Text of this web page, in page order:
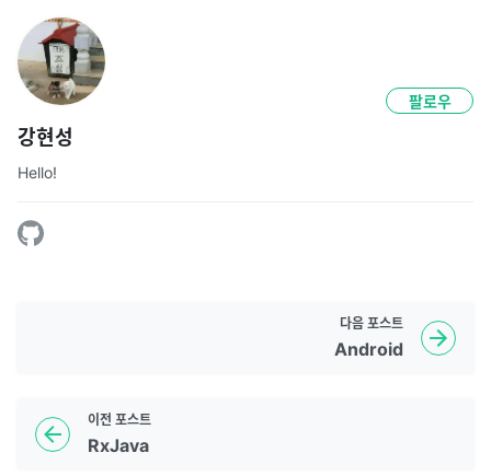
강현성
Hello!
팔로우
이전 포스트
RxJava
다음 포스트
Android